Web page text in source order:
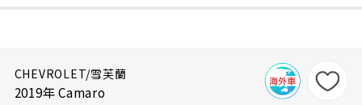
CHEVROLET/雪芙蘭
2019年 Camaro